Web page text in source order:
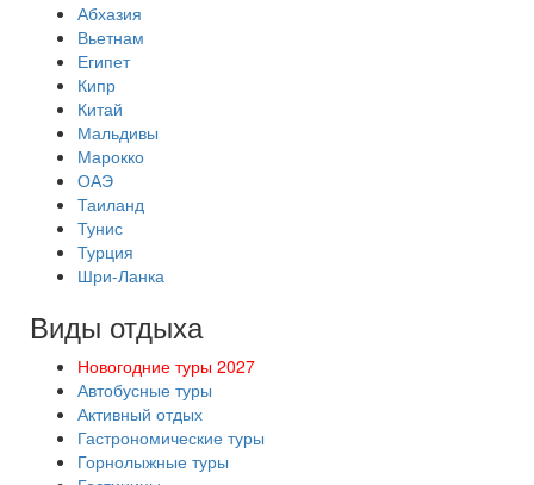
Абхазия
Вьетнам
Египет
Кипр
Китай
Мальдивы
Марокко
ОАЭ
Таиланд
Тунис
Турция
Шри-Ланка
Виды отдыха
Новогодние туры 2027
Автобусные туры
Активный отдых
Гастрономические туры
Горнолыжные туры